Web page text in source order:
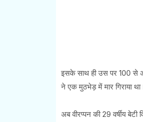
इसके साथ ही उस पर 100 से
ने एक मुठभेड़ में मार गिराया
अब वीरप्पन की 29 वर्षीय बेटी